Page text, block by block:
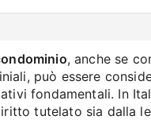
, anche se
può essere
fondamentali. In
tutelato sia dalla